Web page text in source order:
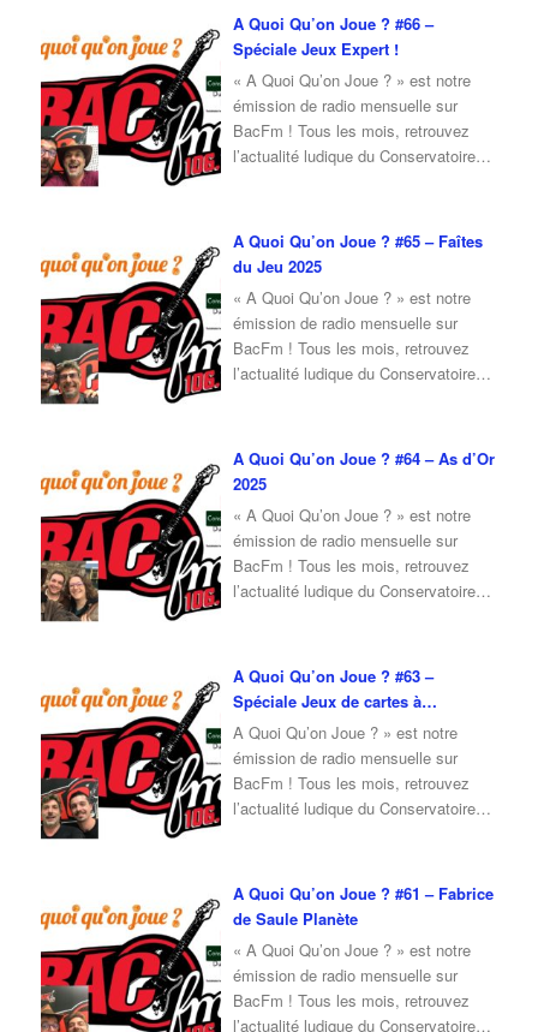
Pour l’émission de juillet 2025, je
reçois Jean-Loup, cofondateur du
Conservatoire du Jeu, qui viendra
nous parler de…
A Quoi Qu’on Joue ? #66 –
Spéciale Jeux Expert !
« A Quoi Qu’on Joue ? » est notre
émission de radio mensuelle sur
BacFm ! Tous les mois, retrouvez
l’actualité ludique du Conservatoire
mois de Juin 2025, je reçois Fabrice
du Conservatoire du Jeu, qui vient
…
A Quoi Qu’on Joue ? #65 – Faîtes
du Jeu 2025
« A Quoi Qu’on Joue ? » est notre
émission de radio mensuelle sur
BacFm ! Tous les mois, retrouvez
l’actualité ludique du Conservatoire
mois d’Avril 2025, je reçois Fabrice
du Conservatoire du Jeu, qui vient
…
A Quoi Qu’on Joue ? #64 – As d’Or
2025
« A Quoi Qu’on Joue ? » est notre
émission de radio mensuelle sur
BacFm ! Tous les mois, retrouvez
l’actualité ludique du Conservatoire
mois de Février 2025, je reçois Erwan
et Camille pour vous parler des As
d’Or 2025, mais aussi pour donner
A Quoi Qu’on Joue ? #63 –
Spéciale Jeux de cartes à
collectionner
A Quoi Qu’on Joue ? » est notre
émission de radio mensuelle sur
BacFm ! Tous les mois, retrouvez
l’actualité ludique du Conservatoire
mois de Janvier 2025, je reçois
Erwan et Julien qui viennent nous
collectionner
https://www.youtube.com/watch?
v=iUAY2JBjkuQ
A Quoi Qu’on Joue ? #61 – Fabrice
de Saule Planète
« A Quoi Qu’on Joue ? » est notre
émission de radio mensuelle sur
BacFm ! Tous les mois, retrouvez
l’actualité ludique du Conservatoire